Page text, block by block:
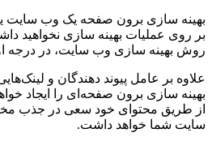
بهینه سازی برون صفحه یک وب سایت
بر روی عملیات بهینه سازی نخواهید
روش بهینه سازی وب سایت، در درجه
علاوه بر عامل پیوند دهندگان و
بهینه سازی برون صفحه‌ای را ایجاد
از طریق محتوای خود سعی در جذب
سایت شما خواهد داشت.